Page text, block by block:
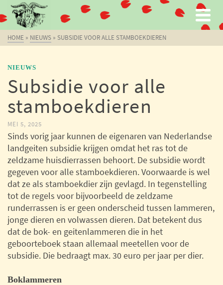
HOME » NIEUWS » SUBSIDIE VOOR ALLE STAMBOEKDIEREN
NIEUWS
Subsidie voor alle
stamboekdieren
MEI 5, 2025
Sinds vorig jaar kunnen de eigenaren van Nederlandse
landgeiten subsidie krijgen omdat het ras tot de
zeldzame huisdierrassen behoort. De subsidie wordt
gegeven voor alle stamboekdieren. Voorwaarde is wel
dat ze als stamboekdier zijn gevlagd. In tegenstelling
tot de regels voor bijvoorbeeld de zeldzame
runderrassen is er geen onderscheid tussen lammeren,
jonge dieren en volwassen dieren. Dat betekent dus
dat de bok- en geitenlammeren die in het
geboorteboek staan allemaal meetellen voor de
subsidie. Die bedraagt max. 30 euro per jaar per dier.
Boklammeren